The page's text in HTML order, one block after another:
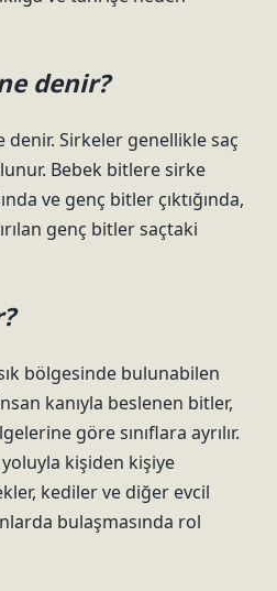
denir?
denir. Sirkeler genellikle saç
Bebek bitlere sirke
ve genç bitler çıktığında,
genç bitler saçtaki
bölgesinde bulunabilen
kanıyla beslenen bitler,
göre sınıflara ayrılır.
yoluyla kişiden kişiye
kediler ve diğer evcil
bulaşmasında rol